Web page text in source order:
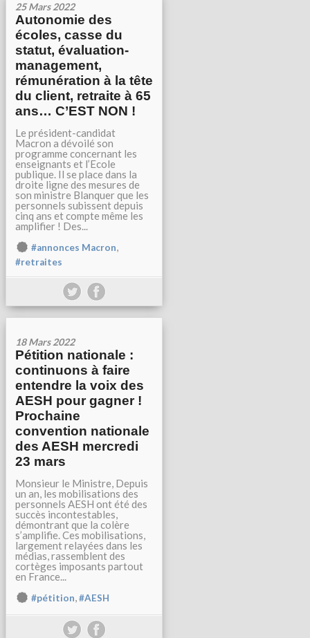
25 Mars 2022
Autonomie des
écoles, casse du
statut, évaluation-
management,
rémunération à la tête
du client, retraite à 65
ans… C’EST NON !
Le président-candidat
Macron a dévoilé son
programme concernant les
enseignants et l’Ecole
publique. Il se place dans la
droite ligne des mesures de
son ministre Blanquer que les
personnels subissent depuis
cinq ans et compte même les
amplifier ! Des...
#annonces Macron,
#retraites
18 Mars 2022
Pétition nationale :
continuons à faire
entendre la voix des
AESH pour gagner !
Prochaine
convention nationale
des AESH mercredi
23 mars
Monsieur le Ministre, Depuis
un an, les mobilisations des
personnels AESH ont été des
succès incontestables,
démontrant que la colère
s’amplifie. Ces mobilisations,
largement relayées dans les
médias, rassemblent des
cortèges imposants partout
en France...
#pétition,#AESH